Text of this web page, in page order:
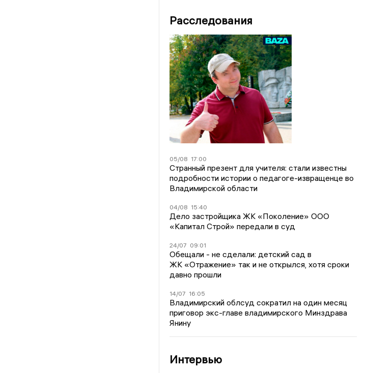
Расследования
05/08 17:00
Странный презент для учителя: стали известны
подробности истории о педагоге-извращенце во
Владимирской области
04/08 15:40
Дело застройщика ЖК «Поколение» ООО
«Капитал Строй» передали в суд
24/07 09:01
Обещали - не сделали: детский сад в
ЖК «Отражение» так и не открылся, хотя сроки
давно прошли
14/07 16:05
Владимирский облсуд сократил на один месяц
приговор экс-главе владимирского Минздрава
Янину
Интервью